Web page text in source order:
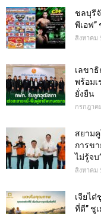
ชลบุรี
พีเอฟ
สิงหาคม
เลขา
พร้อมเ
ยั่งยืน
กรกฎาค
สยาม
การขา
ไม่รู้จบ
สิงหาคม
เจียไ
ที่ดี” ชู